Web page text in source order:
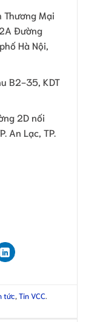
Thương Mại
Đường
Hà Nội,
B2-35, KDT
2D nối
An Lạc, TP.
tức ,Tin VCC